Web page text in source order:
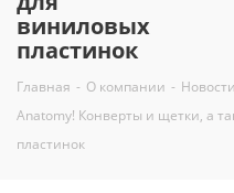
виниловых
пластинок
Главная - О компании - Новости
Anatomy! Конверты и щетки, а
пластинок